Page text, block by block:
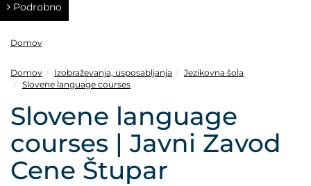
VISOK KONTRAST
SIVINE
Podrobno
Domov
Domov Izobraževanja, usposabljanja
Jezikovna šola
Slovene language courses
Slovene language
courses | Javni Zavod
Cene Štupar